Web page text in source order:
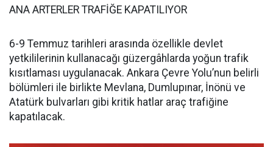
ANA ARTERLER TRAFİĞE KAPATILIYOR
6-9 Temmuz tarihleri arasında özellikle devlet
yetkililerinin kullanacağı güzergâhlarda yoğun trafik
kısıtlaması uygulanacak. Ankara Çevre Yolu’nun belirli
bölümleri ile birlikte Mevlana, Dumlupınar, İnönü ve
Atatürk bulvarları gibi kritik hatlar araç trafiğine
kapatılacak.